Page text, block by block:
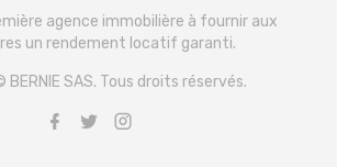
agence immobilière à fournir aux
un rendement locatif garanti.
SAS. Tous droits réservés.